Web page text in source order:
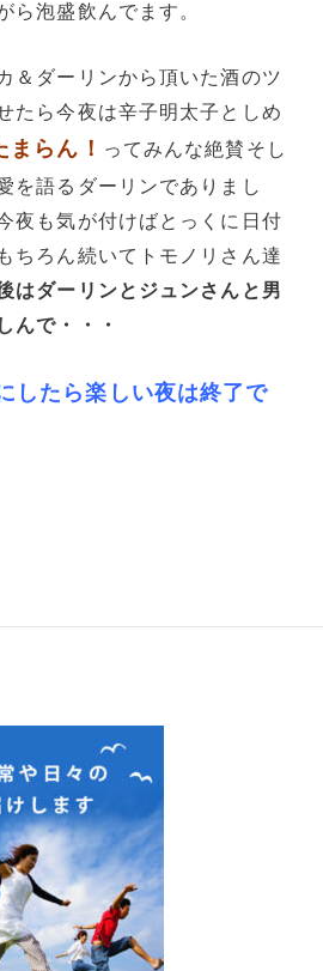
ら泡盛飲んでます。
＆ダーリンから頂いた酒のツ
たら今夜は辛子明太子としめ
まらん！ ってみんな絶賛そし
を語るダーリンでありまし
夜も気が付けばとっくに日付
ちろん続いてトモノリさん達
はダーリンとジュンさんと男
んで・・・
したら楽しい夜は終了で